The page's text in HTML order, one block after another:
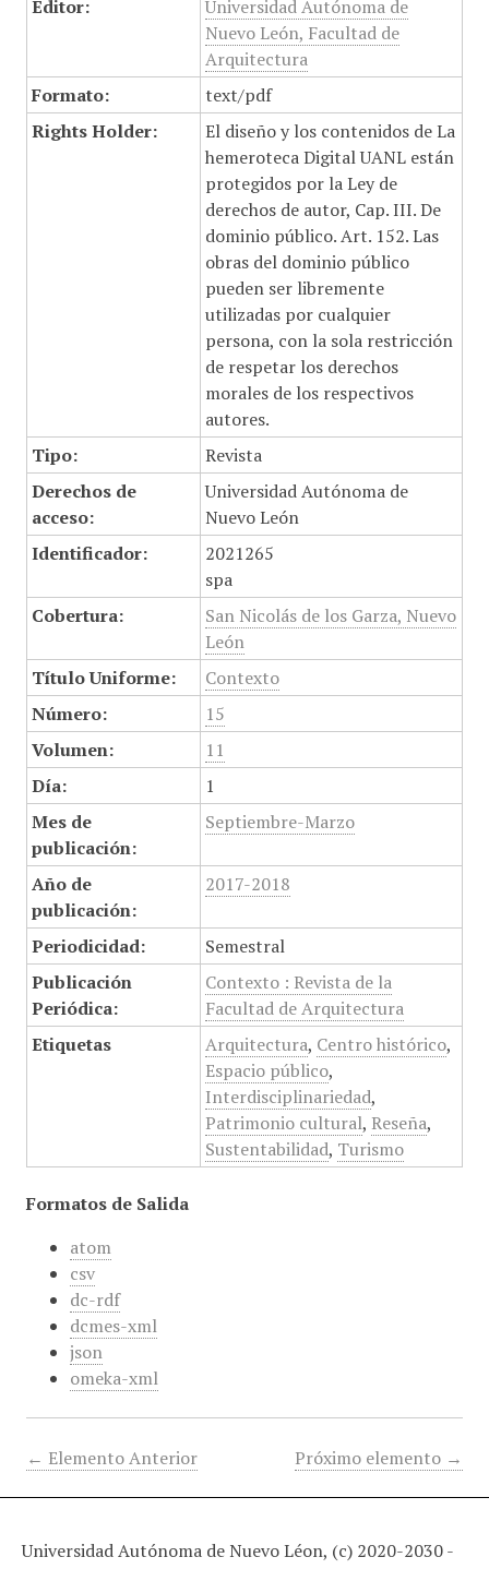
Editor:
Universidad Autónoma de
Nuevo León, Facultad de
Arquitectura
Formato:
text/pdf
Rights Holder:
El diseño y los contenidos de La
hemeroteca Digital UANL están
protegidos por la Ley de
derechos de autor, Cap. III. De
dominio público. Art. 152. Las
obras del dominio público
pueden ser libremente
utilizadas por cualquier
persona, con la sola restricción
de respetar los derechos
morales de los respectivos
autores.
Tipo:
Revista
Derechos de
acceso:
Universidad Autónoma de
Nuevo León
Identificador:
2021265
spa
Cobertura:
San Nicolás de los Garza, Nuevo
León
Título Uniforme:
Contexto
Número:
15
Volumen:
11
Día:
1
Mes de
publicación:
Septiembre-Marzo
Año de
publicación:
2017-2018
Periodicidad:
Semestral
Publicación
Periódica:
Contexto : Revista de la
Facultad de Arquitectura
Etiquetas
Arquitectura, Centro histórico,
Espacio público,
Interdisciplinariedad,
Patrimonio cultural, Reseña,
Sustentabilidad, Turismo
Formatos de Salida
atom
csv
dc-rdf
dcmes-xml
json
omeka-xml
← Elemento Anterior Próximo elemento →
Universidad Autónoma de Nuevo Léon, (c) 2020-2030 -